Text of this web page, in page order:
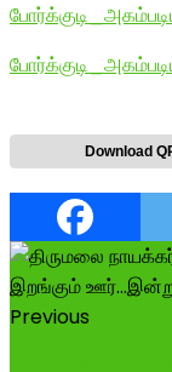
Download
Previous